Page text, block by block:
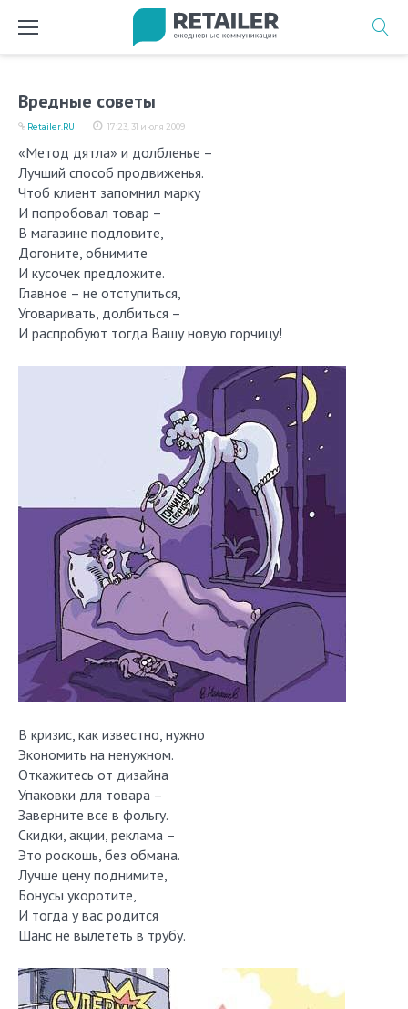
Вредные советы
17:23, 31 июля 2009
Retailer.RU
«Метод дятла» и долбленье –
Лучший способ продвиженья.
Чтоб клиент запомнил марку
И попробовал товар –
В магазине подловите,
Догоните, обнимите
И кусочек предложите.
Главное – не отступиться,
Уговаривать, долбиться –
И распробуют тогда Вашу новую горчицу!
В кризис, как известно, нужно
Экономить на ненужном.
Откажитесь от дизайна
Упаковки для товара –
Заверните все в фольгу.
Скидки, акции, реклама –
Это роскошь, без обмана.
Лучше цену поднимите,
Бонусы укоротите,
И тогда у вас родится
Шанс не вылететь в трубу.